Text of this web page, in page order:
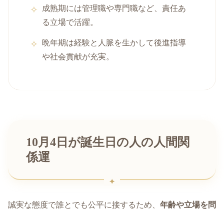
成熟期には管理職や専門職など、責任あ
る立場で活躍。
晩年期は経験と人脈を生かして後進指導
や社会貢献が充実。
10月4日が誕生日の人の人間関
係運
誠実な態度で誰とでも公平に接するため、 年齢や立場を問